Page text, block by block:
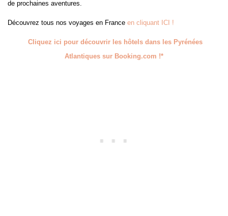
de prochaines aventures.
Découvrez tous nos voyages en France en cliquant ICI !
Cliquez ici pour découvrir les hôtels dans les Pyrénées
Atlantiques sur Booking.com !*